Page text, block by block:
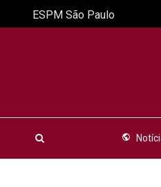
public
ESPM São Paulo